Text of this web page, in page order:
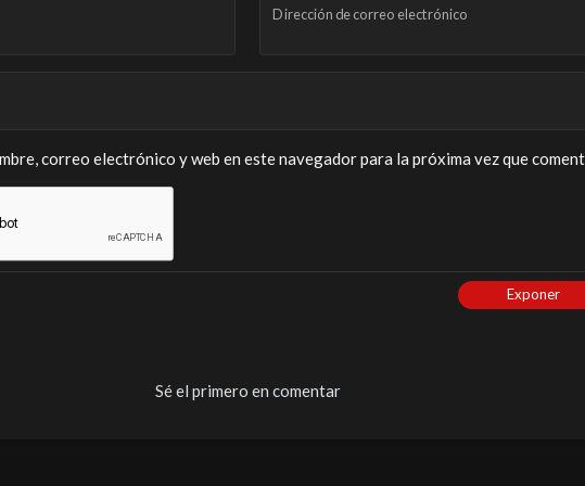
Dirección de correo electrónico
correo electrónico y web en este navegador para la próxima vez que
Exponer
Sé el primero en comentar